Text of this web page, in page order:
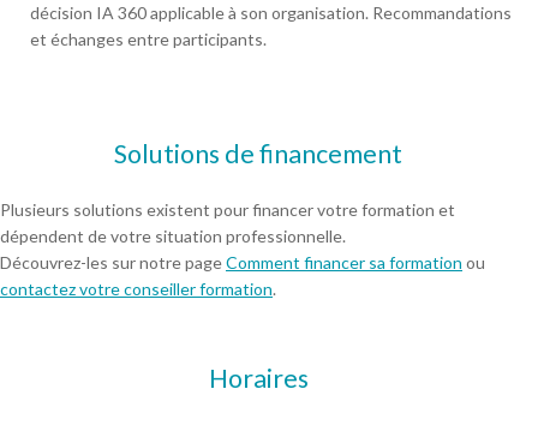
décision IA 360 applicable à son organisation. Recommandations
et échanges entre participants.
Solutions de financement
Plusieurs solutions existent pour financer votre formation et
dépendent de votre situation professionnelle.
Découvrez-les sur notre pageComment financer sa formation ou
contactez votre conseiller formation.
Horaires